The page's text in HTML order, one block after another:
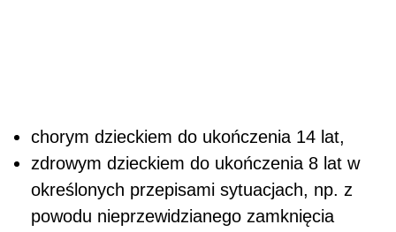
chorym dzieckiem do ukończenia 14 lat,
zdrowym dzieckiem do ukończenia 8 lat w
określonych przepisami sytuacjach, np. z
powodu nieprzewidzianego zamknięcia